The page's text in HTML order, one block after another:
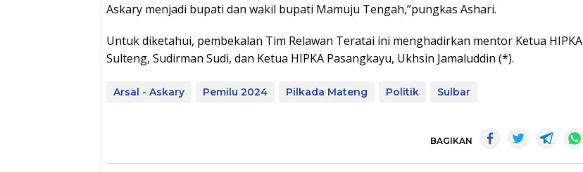
Askary menjadi bupati dan wakil bupati Mamuju Tengah,”pungkas Ashari.
Untuk diketahui, pembekalan Tim Relawan Teratai ini menghadirkan mentor Ketua HIPKA
Sulteng, Sudirman Sudi, dan Ketua HIPKA Pasangkayu, Ukhsin Jamaluddin (*).
Arsal - Askary Pemilu 2024 Pilkada Mateng Politik Sulbar
BAGIKAN